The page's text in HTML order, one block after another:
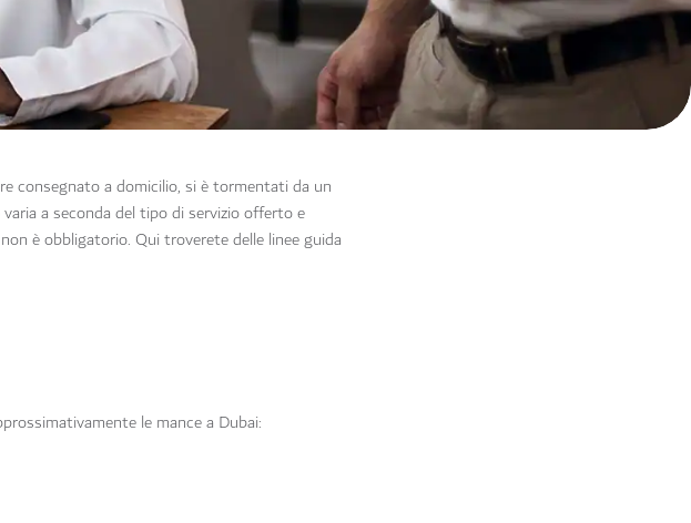
consegnato a domicilio, si è tormentati da un
a seconda del tipo di servizio offerto e
è obbligatorio. Qui troverete delle linee guida
le mance a Dubai: